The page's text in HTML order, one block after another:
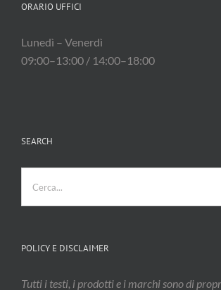
ORARIO UFFICI
Lunedì – Venerdì
09:00–13:00 / 14:00–18:00
SEARCH
per:
POLICY E DISCLAIMER
Tutti i testi, i prodotti e i marchi sono di